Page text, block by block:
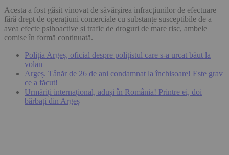
Acesta a fost găsit vinovat de săvârșirea infracțiunilor de efectuare
fără drept de operațiuni comerciale cu substanțe susceptibile de a
avea efecte psihoactive și trafic de droguri de mare risc, ambele
comise în formă continuată.
Poliția Argeș, oficial despre polițistul care s-a urcat băut la
volan
Argeș. Tânăr de 26 de ani condamnat la închisoare! Este grav
ce a făcut!
Urmăriți internațional, aduși în România! Printre ei, doi
bărbați din Argeș